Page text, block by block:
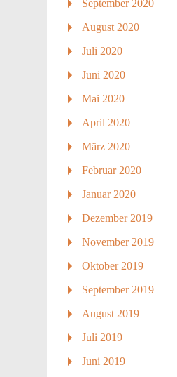
September 2020
August 2020
Juli 2020
Juni 2020
Mai 2020
April 2020
März 2020
Februar 2020
Januar 2020
Dezember 2019
November 2019
Oktober 2019
September 2019
August 2019
Juli 2019
Juni 2019